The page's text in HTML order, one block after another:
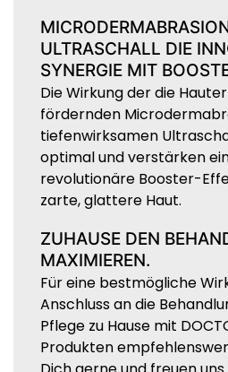
ULTRASCHALL DIE
SYNERGIE MIT
Die Wirkung der die
fördernden
tiefenwirksamen
optimal und verstärken
revolutionäre Booster-
zarte, glattere Haut.
ZUHAUSE DEN
MAXIMIEREN.
Für eine bestmögliche
Anschluss an die
Pflege zu Hause mit
Produkten